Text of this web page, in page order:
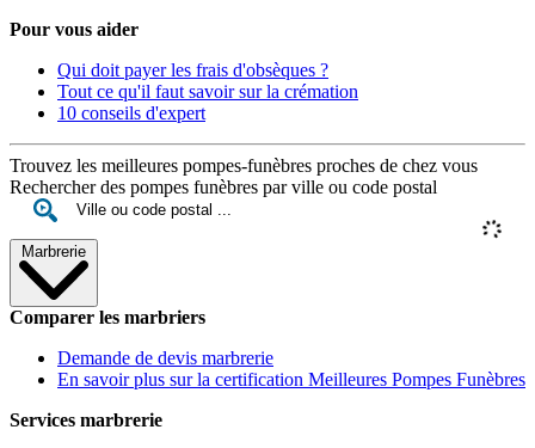
Pour vous aider
Qui doit payer les frais d'obsèques ?
Tout ce qu'il faut savoir sur la crémation
10 conseils d'expert
Trouvez les meilleures pompes-funèbres proches de chez vous
Rechercher des pompes funèbres par ville ou code postal
Marbrerie
Comparer les marbriers
Demande de devis marbrerie
En savoir plus sur la certification Meilleures Pompes Funèbres
Services marbrerie